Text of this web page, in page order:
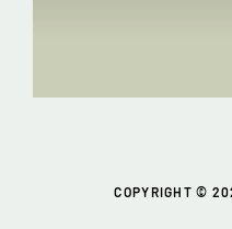
COPYRIGHT ©